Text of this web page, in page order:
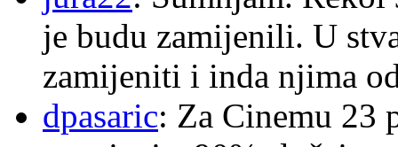
je budu zamijenili. U
zamijeniti i inda njima
dpasaric: Za Cinemu 23